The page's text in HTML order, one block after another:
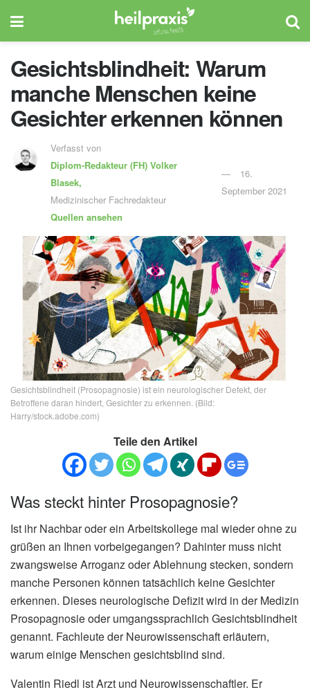
Gesichtsblindheit: Warum
manche Menschen keine
Gesichter erkennen können
Verfasst von
Diplom-Redakteur (FH) Volker
Blasek,
Medizinischer Fachredakteur
Quellen ansehen
16.
September 2021
Gesichtsblindheit (Prosopagnosie) ist ein neurologischer Defekt, der
Betroffene daran hindert, Gesichter zu erkennen. (Bild:
Harry/stock.adobe.com)
Teile den Artikel
Was steckt hinter Prosopagnosie?
Ist ihr Nachbar oder ein Arbeitskollege mal wieder ohne zu
grüßen an Ihnen vorbeigegangen? Dahinter muss nicht
zwangsweise Arroganz oder Ablehnung stecken, sondern
manche Personen können tatsächlich keine Gesichter
erkennen. Dieses neurologische Defizit wird in der Medizin
Prosopagnosie oder umgangssprachlich Gesichtsblindheit
genannt. Fachleute der Neurowissenschaft erläutern,
warum einige Menschen gesichtsblind sind.
Valentin Riedl ist Arzt und Neurowissenschaftler. Er